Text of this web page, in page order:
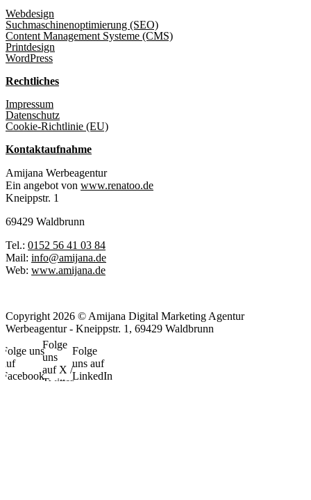
Webdesign
Suchmaschinenoptimierung (SEO)
Content Management Systeme (CMS)
Printdesign
WordPress
Rechtliches
Impressum
Datenschutz
Cookie-Richtlinie (EU)
Kontaktaufnahme
Amijana Werbeagentur
Ein angebot von www.renatoo.de
Kneippstr. 1
69429 Waldbrunn
Tel.: 0152 56 41 03 84
Mail: info@amijana.de
Web: www.amijana.de
Copyright 2026 © Amijana Digital Marketing Agentur
Werbeagentur - Kneippstr. 1, 69429 Waldbrunn
Folge uns
auf
Facebook
Folge
uns
auf X /
Twitter
Folge
uns auf
LinkedIn